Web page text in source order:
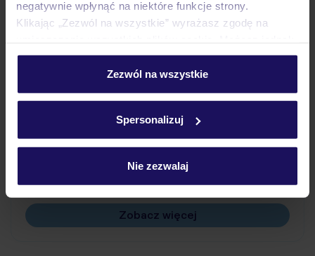
negatywnie wpłynąć na niektóre funkcje strony.
Klikając „Zezwól na wszystkie” wyrażasz zgodę na
personalizować swój wybór wchodząc w zakładkę
Szczegółowe informacje o plikach cookie znajdziesz
Zezwól na wszystkie
Spersonalizuj
Nie zezwalaj
Atrakcje
Ważne informacje
Często zadawane pytania
Jak zmienić uczestników/osobę zgłaszającą?
Na jakiej podstawie i gdzie otrzymam karty
pokładowe/bilety lotnicze?
Zobacz więcej